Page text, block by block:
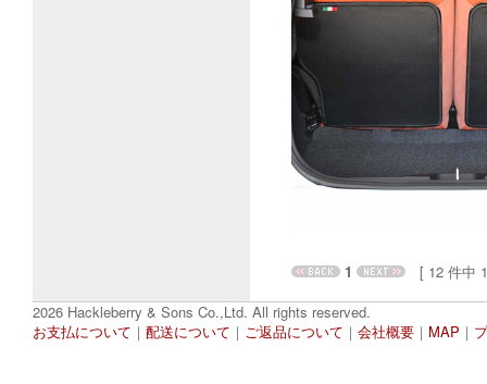
1
[ 12 件中 1
2026 Hackleberry & Sons Co.,Ltd. All rights reserved.
お支払について ｜ 配送について ｜ ご返品について ｜ 会社概要 ｜ MAP ｜